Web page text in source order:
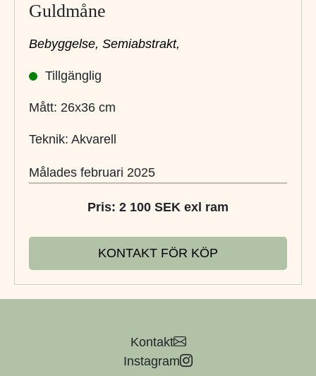
Guldmåne
Bebyggelse, Semiabstrakt,
Tillgänglig
Mått: 26x36 cm
Teknik: Akvarell
Målades februari 2025
Pris: 2 100 SEK exl ram
KONTAKT FÖR KÖP
Kontakt
Instagram